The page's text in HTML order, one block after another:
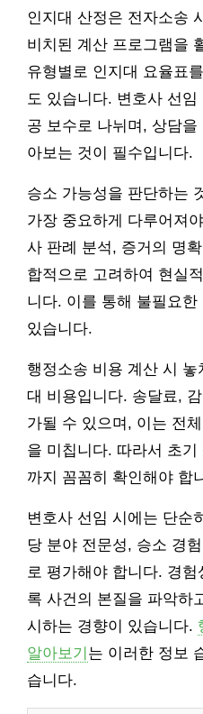
인지대 산정은 전자소송
비치된 계산 프로그램을
유형별로 인지대 요율표
도 있습니다. 변호사 선
공 보수로 나뉘며, 상담
아보는 것이 필수입니다.
승소 가능성을 판단하는
가장 중요하게 다루어져
사 판례 분석, 증거의 명
합적으로 고려하여 현실
니다. 이를 통해 불필요
있습니다.
행정소송 비용 계산 시
대 비용입니다. 송달료,
가될 수 있으며, 이는 전
을 미칩니다. 따라서 초
까지 꼼꼼히 확인해야 합
변호사 선임 시에는 단순
당 분야 전문성, 승소 경
로 평가해야 합니다. 경
록 사건의 본질을 파악하
시하는 경향이 있습니다.
알아보기 는 이러한 정보
습니다.